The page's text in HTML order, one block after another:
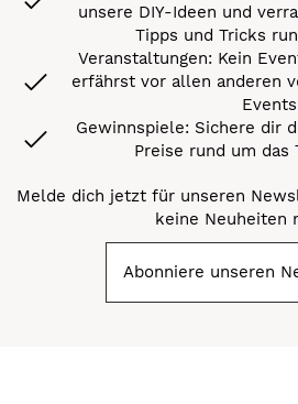
unsere DIY-Ideen und
Tipps und Tricks
Veranstaltungen: Kein
erfährst vor allen anderen
Gewinnspiele: Sichere dir
Preise rund um das
Melde dich jetzt für unseren
keine Neuheiten
Abonniere unseren